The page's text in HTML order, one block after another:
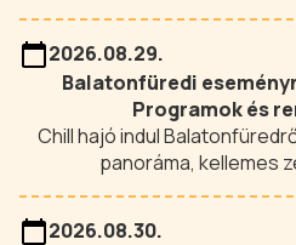
2026.08.29.
Balatonfüredi
Programok és
Chill hajó indul
panoráma, kellemes
2026.08.30.